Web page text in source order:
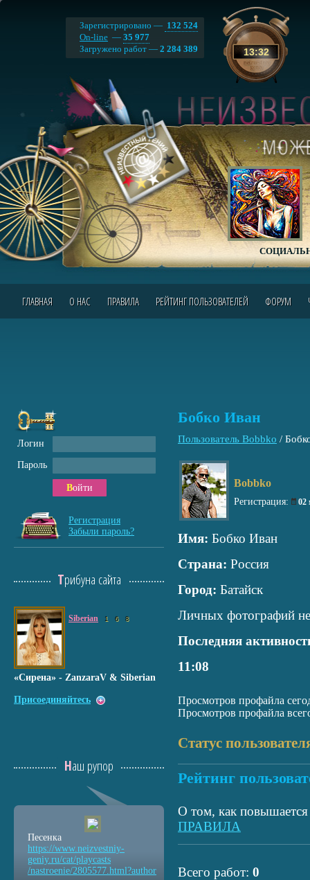
13:32
Зарегистрировано — 132 524
On-line — 35 977
Загружено работ — 2 284 389
ГЛАВНАЯ О НАС ПРАВИЛА РЕЙТИНГ ПОЛЬЗОВАТЕЛЕЙ ФОРУМ
Бобко Иван
Пользователь Bobbko /
Bobbko
Регистрация: 02
Имя: Бобко Иван
Страна: Россия
Город: Батайск
Личных фотографий
Последняя
11:08
Просмотров профайла
Просмотров профайла
Статус
Рейтинг
О том, как повышается
ПРАВИЛА
Всего работ: 0
Логин
Пароль
Войти
Регистрация
Забыли пароль?
Трибуна сайта
Siberian 1 6 8
«Сирена» - ZanzaraV & Siberian
Присоединяйтесь
Наш рупор
Песенка
https://www.neizvestniy-
geniy.ru/cat/playcasts
/nastroenie/2805577.html?author